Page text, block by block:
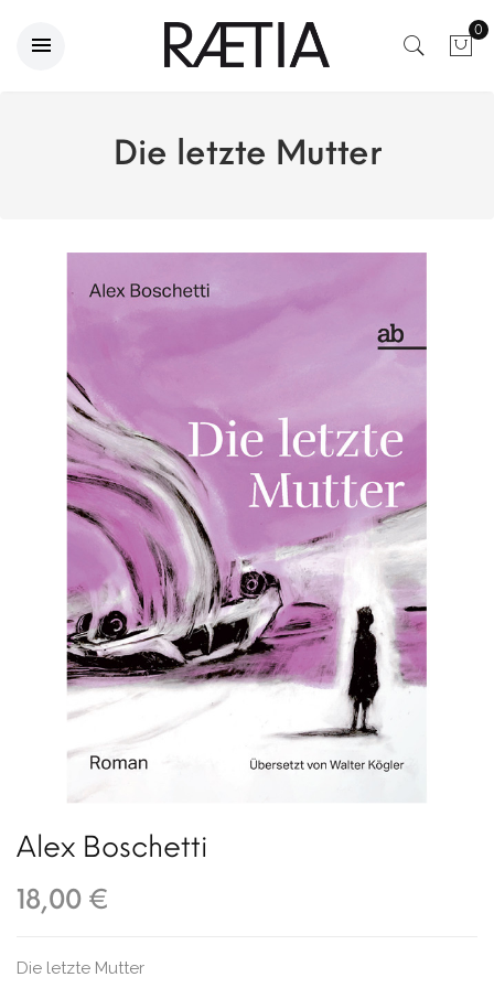
0
Die letzte Mutter
Alex Boschetti
18,00 €
Die letzte Mutter